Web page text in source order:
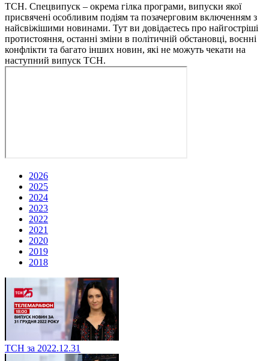
ТСН. Спецвипуск – окрема гілка програми, випуски якої
присвячені особливим подіям та позачерговим включенням з
найсвіжішими новинами. Тут ви довідаєтесь про найгостріші
протистояння, останні зміни в політичній обстановці, воєнні
конфлікти та багато інших новин, які не можуть чекати на
наступний випуск ТСН.
2026
2025
2024
2023
2022
2021
2020
2019
2018
ТСН за 2022.12.31